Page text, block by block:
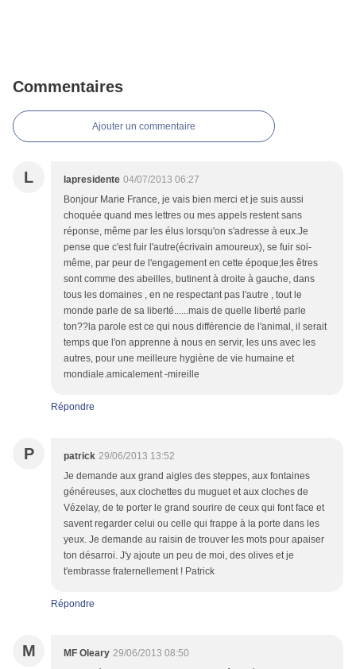
Commentaires
Ajouter un commentaire
L lapresidente 04/07/2013 06:27
Bonjour Marie France, je vais bien merci et je suis aussi
choquée quand mes lettres ou mes appels restent sans
réponse, même par les élus lorsqu'on s'adresse à eux.Je
pense que c'est fuir l'autre(écrivain amoureux), se fuir soi-
même, par peur de l'engagement en cette époque;les êtres
sont comme des abeilles, butinent à droite à gauche, dans
tous les domaines , en ne respectant pas l'autre , tout le
monde parle de sa liberté......mais de quelle liberté parle
ton??la parole est ce qui nous différencie de l'animal, il serait
temps que l'on apprenne à nous en servir, les uns avec les
autres, pour une meilleure hygiène de vie humaine et
mondiale.amicalement -mireille
Répondre
P patrick 29/06/2013 13:52
Je demande aux grand aigles des steppes, aux fontaines
généreuses, aux clochettes du muguet et aux cloches de
Vézelay, de te porter le grand sourire de ceux qui font face et
savent regarder celui ou celle qui frappe à la porte dans les
yeux. Je demande au raisin de trouver les mots pour apaiser
ton désarroi. J'y ajoute un peu de moi, des olives et je
t'embrasse fraternellement ! Patrick
Répondre
M MF Oleary 29/06/2013 08:50